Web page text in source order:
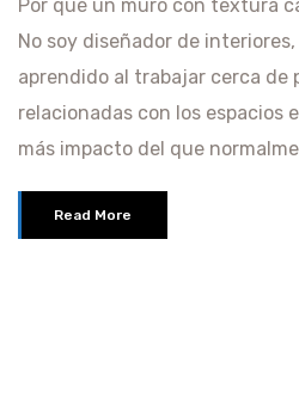
Por qué un muro con textura
No soy diseñador de
aprendido al trabajar cerca de
relacionadas con los espacios
más impacto del que
Read More